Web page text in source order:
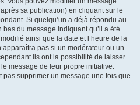
sa publication) en cliquant sur le
Si quelqu’un a déjà répondu au
bas du message indiquant qu’il a été
ainsi que la date et l’heure de la
pas si un modérateur ou un
ils ont la possibilité de laisser
message de leur propre initiative.
supprimer un message une fois que